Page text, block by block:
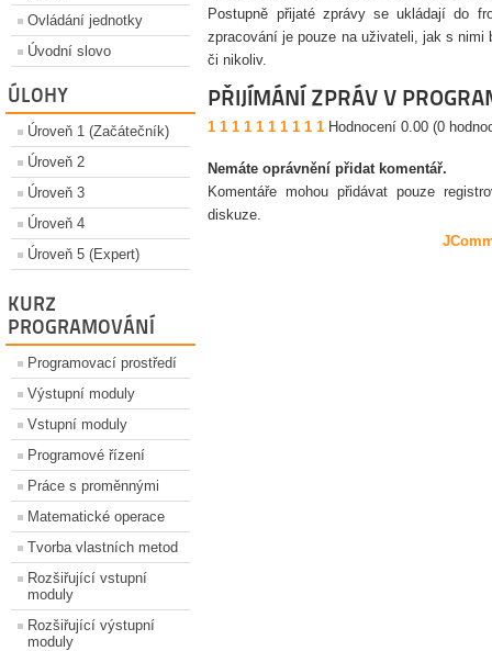
Ovládání jednotky
Úvodní slovo
ÚLOHY
Úroveň 1 (Začátečník)
Úroveň 2
Úroveň 3
Úroveň 4
Úroveň 5 (Expert)
KURZ
PROGRAMOVÁNÍ
Programovací prostředí
Výstupní moduly
Vstupní moduly
Programové řízení
Práce s proměnnými
Matematické operace
Tvorba vlastních metod
Rozšiřující vstupní
moduly
Rozšiřující výstupní
moduly
Postupně přijaté zprávy se ukládají do
zpracování je pouze na uživateli, jak s nimi
či nikoliv.
PŘIJÍMÁNÍ ZPRÁV V
1 1 1 1 1 1 1 1 1 1 Hodnocení 0.00 (0
Nemáte oprávnění přidat komentář.
Komentáře mohou přidávat pouze
diskuze.